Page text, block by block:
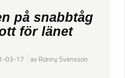
på snabbtåg
för länet
03-17 av Ronny Svensson